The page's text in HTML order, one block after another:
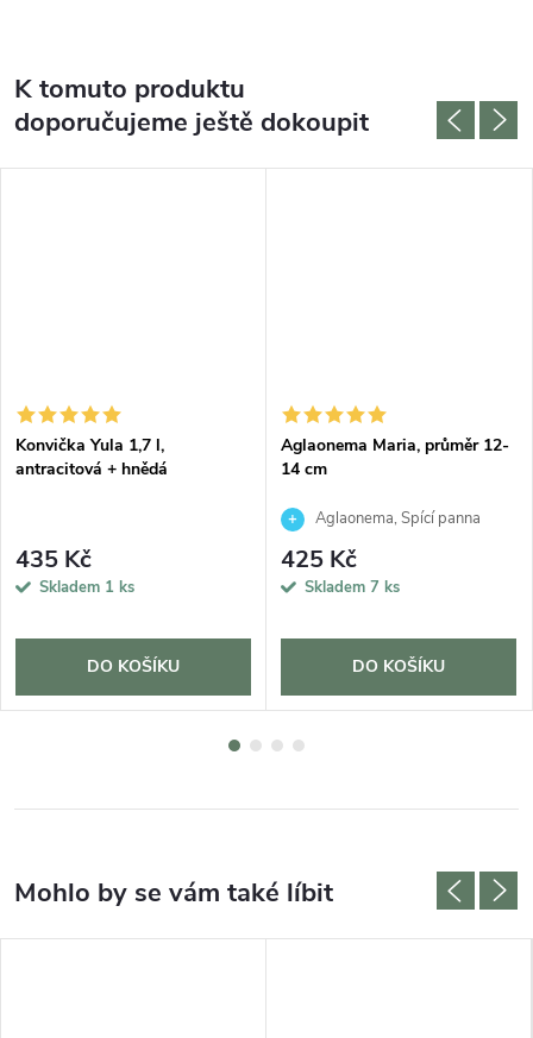
K tomuto produktu
doporučujeme ještě dokoupit
Konvička Yula 1,7 l,
antracitová + hnědá
435 Kč
Skladem 1 ks
DO KOŠÍKU
Aglaonema Maria, průměr 12-
14 cm
Aglaonema, Spící panna
425 Kč
Skladem 7 ks
DO KOŠÍKU